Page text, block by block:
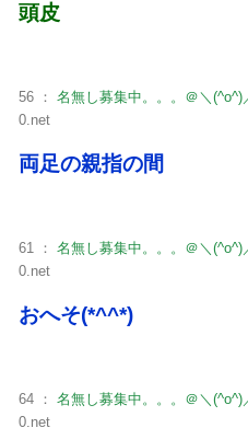
頭皮
56 ： 名無し募集中。。。＠＼(^o^)
0.net
両足の親指の間
61 ： 名無し募集中。。。＠＼(^o^)
0.net
おへそ(*^^*)
64 ： 名無し募集中。。。＠＼(^o^)
0.net